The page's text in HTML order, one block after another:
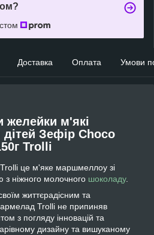
Доставка Оплата Умови
желейки м'які
Зефір Choco
Trolli
це м'яке маршмеллоу зі
ніжного молочного шоколаду.
життєрадісним та
Trolli не припиняв
з погляду інновацій та
дизайну та вишуканому